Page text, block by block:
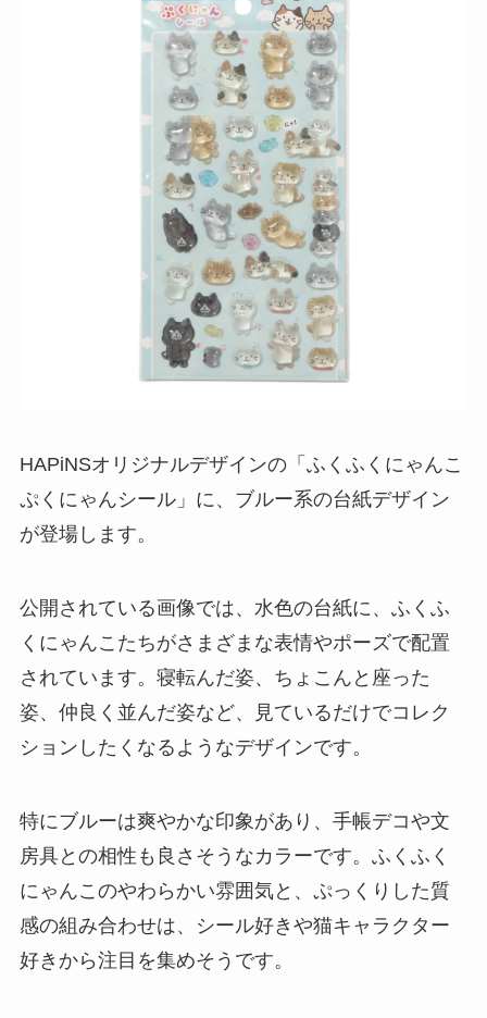
HAPiNSオリジナルデザインの「ふくふくにゃんこ
ぷくにゃんシール」に、ブルー系の台紙デザイン
が登場します。
公開されている画像では、水色の台紙に、ふくふ
くにゃんこたちがさまざまな表情やポーズで配置
されています。寝転んだ姿、ちょこんと座った
姿、仲良く並んだ姿など、見ているだけでコレク
ションしたくなるようなデザインです。
特にブルーは爽やかな印象があり、手帳デコや文
房具との相性も良さそうなカラーです。ふくふく
にゃんこのやわらかい雰囲気と、ぷっくりした質
感の組み合わせは、シール好きや猫キャラクター
好きから注目を集めそうです。